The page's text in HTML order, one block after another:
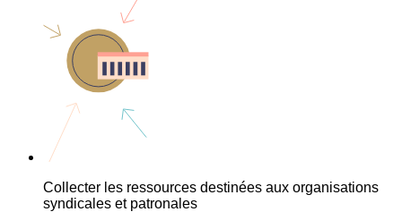
Collecter les ressources destinées aux organisations
syndicales et patronales